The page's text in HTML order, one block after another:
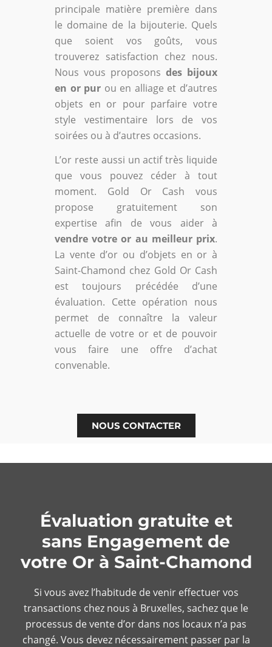
principale matière première dans
le domaine de la bijouterie. Quels
que soient vos goûts, vous
trouverez satisfaction chez nous.
Nous vous proposons des bijoux
en or pur ou en alliage et d’autres
objets en or pour parfaire votre
style vestimentaire lors de vos
soirées ou à d’autres occasions.
L’or reste aussi un actif très liquide
que vous pouvez céder à tout
moment. Gold Or Cash vous
propose gratuitement son
expertise afin de vous aider à
vendre votre or au meilleur prix.
La vente d’or ou d’objets en or à
Saint-Chamond chez Gold Or Cash
est toujours précédée d’une
évaluation. Cette opération nous
permet de connaître la valeur
actuelle de votre or et de pouvoir
vous faire une offre d’achat
convenable.
NOUS CONTACTER
Évaluation gratuite et
sans Engagement de
votre Or à Saint-Chamond
Si vous avez l’habitude de venir effectuer vos
transactions chez nous à Bruxelles, sachez que le
processus de vente d’or dans nos locaux n’a pas
changé. Vous devez nécessairement passer par la